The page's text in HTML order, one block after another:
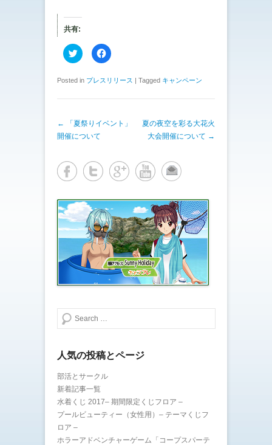
共有:
ク
リ
し
w
t
r
新
ウ
ィ
ン
ド
ウ
で
開
き
ま
す
)
F
a
b
k
有
ク
リ
ッ
ク
て
く
だ
さ
い
(
新
し
い
ウ
ィ
ン
ド
開
す
Posted in プレスリリース | Tagged キャンペーン
投稿ナビゲーション
←
「夏祭りイベント」
開催について
夏の夜空を彩る大花火
大会開催について →
検索する
人気の投稿とページ
部活とサークル
新着記事一覧
水着くじ 2017– 期間限定くじフロア –
プールビューティー（女性用）– テーマくじフ
ロア –
ホラーアドベンチャーゲーム「コープスパーテ